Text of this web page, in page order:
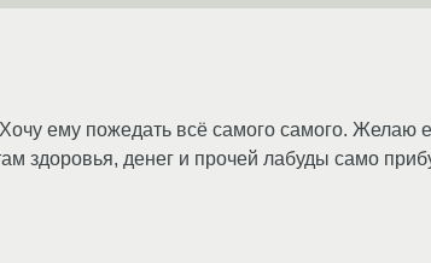
ему пожедать всё самого самого. Желаю
здоровья, денег и прочей лабуды само